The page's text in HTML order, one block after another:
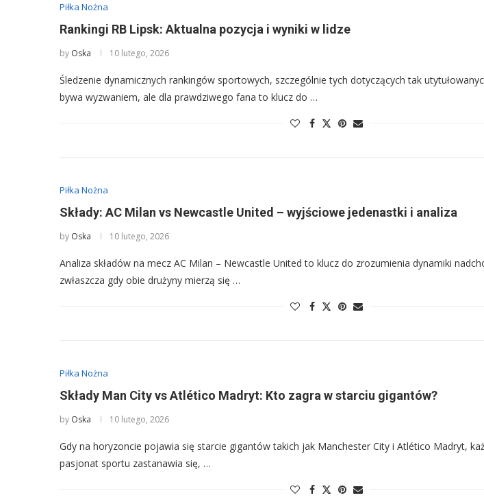
Piłka Nożna
Rankingi RB Lipsk: Aktualna pozycja i wyniki w lidze
by Oska 10 lutego, 2026
Śledzenie dynamicznych rankingów sportowych, szczególnie tych dotyczących tak
bywa wyzwaniem, ale dla prawdziwego fana to klucz do …
Piłka Nożna
Składy: AC Milan vs Newcastle United – wyjściowe jedenastki i analiza
by Oska 10 lutego, 2026
Analiza składów na mecz AC Milan – Newcastle United to klucz do zrozumienia dynamiki
zwłaszcza gdy obie drużyny mierzą się …
Piłka Nożna
Składy Man City vs Atlético Madryt: Kto zagra w starciu gigantów?
by Oska 10 lutego, 2026
Gdy na horyzoncie pojawia się starcie gigantów takich jak Manchester City i Atlético Madryt,
pasjonat sportu zastanawia się, …